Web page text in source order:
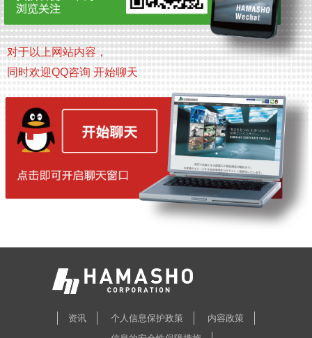
对于以上网站内容，
同时欢迎QQ咨询 开始聊天
资讯 个人信息保护政策
内容政策